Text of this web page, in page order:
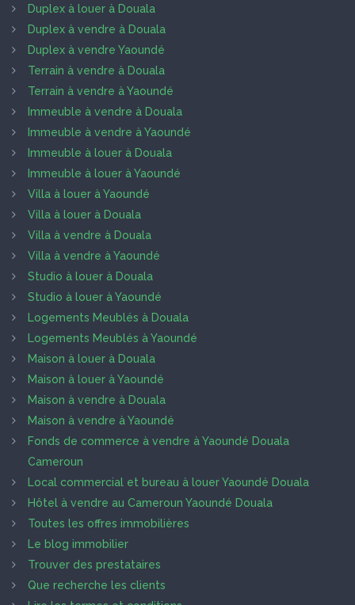
Duplex à louer à Douala
Duplex à vendre à Douala
Duplex à vendre Yaoundé
Terrain à vendre à Douala
Terrain à vendre à Yaoundé
Immeuble à vendre à Douala
Immeuble à vendre à Yaoundé
Immeuble à louer à Douala
Immeuble à louer à Yaoundé
Villa à louer à Yaoundé
Villa à louer à Douala
Villa à vendre à Douala
Villa à vendre à Yaoundé
Studio à louer à Douala
Studio à louer à Yaoundé
Logements Meublés à Douala
Logements Meublés à Yaoundé
Maison à louer à Douala
Maison à louer à Yaoundé
Maison à vendre à Douala
Maison à vendre à Yaoundé
Fonds de commerce à vendre à Yaoundé Douala
Cameroun
Local commercial et bureau à louer Yaoundé Douala
Hôtel à vendre au Cameroun Yaoundé Douala
Toutes les offres immobilières
Le blog immobilier
Trouver des prestataires
Que recherche les clients